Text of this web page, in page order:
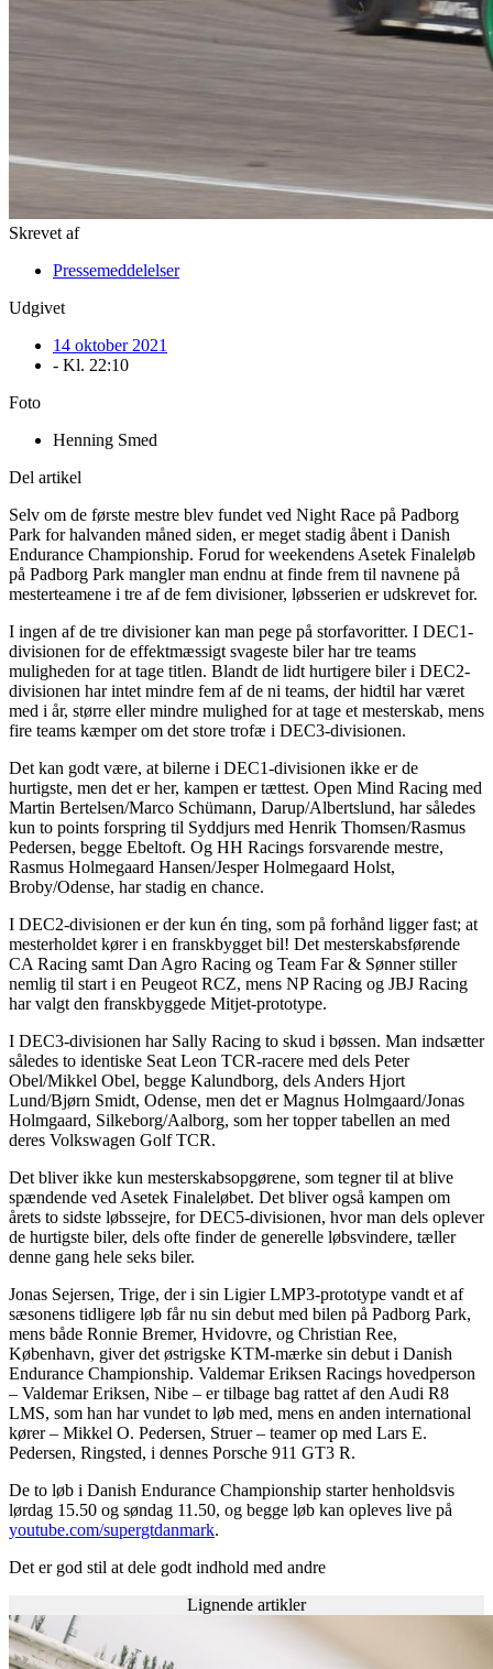
Skrevet af
Pressemeddelelser
Udgivet
14 oktober 2021
- Kl. 22:10
Foto
Henning Smed
Del artikel
Selv om de første mestre blev fundet ved Night Race på Padborg
Park for halvanden måned siden, er meget stadig åbent i Danish
Endurance Championship. Forud for weekendens Asetek Finaleløb
på Padborg Park mangler man endnu at finde frem til navnene på
mesterteamene i tre af de fem divisioner, løbsserien er udskrevet for.
I ingen af de tre divisioner kan man pege på storfavoritter. I DEC1-
divisionen for de effektmæssigt svageste biler har tre teams
muligheden for at tage titlen. Blandt de lidt hurtigere biler i DEC2-
divisionen har intet mindre fem af de ni teams, der hidtil har været
med i år, større eller mindre mulighed for at tage et mesterskab, mens
fire teams kæmper om det store trofæ i DEC3-divisionen.
Det kan godt være, at bilerne i DEC1-divisionen ikke er de
hurtigste, men det er her, kampen er tættest. Open Mind Racing med
Martin Bertelsen/Marco Schümann, Darup/Albertslund, har således
kun to points forspring til Syddjurs med Henrik Thomsen/Rasmus
Pedersen, begge Ebeltoft. Og HH Racings forsvarende mestre,
Rasmus Holmegaard Hansen/Jesper Holmegaard Holst,
Broby/Odense, har stadig en chance.
I DEC2-divisionen er der kun én ting, som på forhånd ligger fast; at
mesterholdet kører i en franskbygget bil! Det mesterskabsførende
CA Racing samt Dan Agro Racing og Team Far & Sønner stiller
nemlig til start i en Peugeot RCZ, mens NP Racing og JBJ Racing
har valgt den franskbyggede Mitjet-prototype.
I DEC3-divisionen har Sally Racing to skud i bøssen. Man indsætter
således to identiske Seat Leon TCR-racere med dels Peter
Obel/Mikkel Obel, begge Kalundborg, dels Anders Hjort
Lund/Bjørn Smidt, Odense, men det er Magnus Holmgaard/Jonas
Holmgaard, Silkeborg/Aalborg, som her topper tabellen an med
deres Volkswagen Golf TCR.
Det bliver ikke kun mesterskabsopgørene, som tegner til at blive
spændende ved Asetek Finaleløbet. Det bliver også kampen om
årets to sidste løbssejre, for DEC5-divisionen, hvor man dels oplever
de hurtigste biler, dels ofte finder de generelle løbsvindere, tæller
denne gang hele seks biler.
Jonas Sejersen, Trige, der i sin Ligier LMP3-prototype vandt et af
sæsonens tidligere løb får nu sin debut med bilen på Padborg Park,
mens både Ronnie Bremer, Hvidovre, og Christian Ree,
København, giver det østrigske KTM-mærke sin debut i Danish
Endurance Championship. Valdemar Eriksen Racings hovedperson
– Valdemar Eriksen, Nibe – er tilbage bag rattet af den Audi R8
LMS, som han har vundet to løb med, mens en anden international
kører – Mikkel O. Pedersen, Struer – teamer op med Lars E.
Pedersen, Ringsted, i dennes Porsche 911 GT3 R.
De to løb i Danish Endurance Championship starter henholdsvis
lørdag 15.50 og søndag 11.50, og begge løb kan opleves live på
youtube.com/supergtdanmark.
Det er god stil at dele godt indhold med andre
Lignende artikler